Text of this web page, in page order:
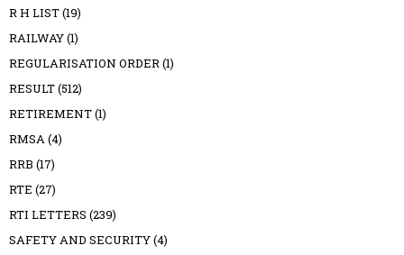
R H LIST(19)
RAILWAY(1)
REGULARISATION ORDER(1)
RESULT(512)
RETIREMENT(1)
RMSA(4)
RRB (17)
RTE (27)
RTI LETTERS (239)
SAFETY AND SECURITY(4)